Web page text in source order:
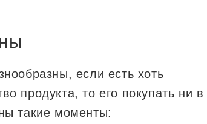
если есть хоть
продукта, то его покупать ни в
такие моменты: